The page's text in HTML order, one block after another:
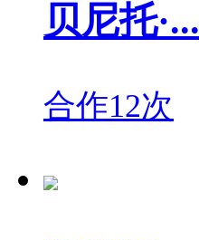
贝尼托·...
合作12次